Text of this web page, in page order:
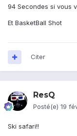
94 Secondes si vous
Et BasketBall Shot
Citer
ResQ
Posté(e) 19
Ski safari!!